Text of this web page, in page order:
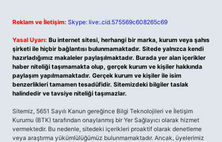
Reklam ve İletişim: Skype: live:.cid.575569c608265c69
Yasal Uyarı: Bu internet sitesi, herhangi bir marka, kurum veya şahıs
şirketi ile hiçbir bağlantısı bulunmamaktadır. Sitede yalnızca kendi
hazırladığımız makaleler paylaşılmaktadır. Burada yer alan içerikler
haber niteliği taşımamakta olup, gerçek kurum ve kişiler hakkında
paylaşım yapılmamaktadır. Gerçek kurum ve kişiler ile isim
benzerlikleri tamamen tesadüfidir. Sitemizdeki bilgiler taslak
halindedir ve tavsiye niteliği taşımazlar.
Sitemiz, 5651 Sayılı Kanun gereğince Bilgi Teknolojileri ve İletişim
Kurumu (BTK) tarafından onaylanmış bir Yer Sağlayıcı olarak hizmet
vermektedir. Bu nedenle, sitedeki içerikleri proaktif olarak denetleme
veya araştırma yükümlülüğümüz bulunmamaktadır. Ancak, üyelerimiz